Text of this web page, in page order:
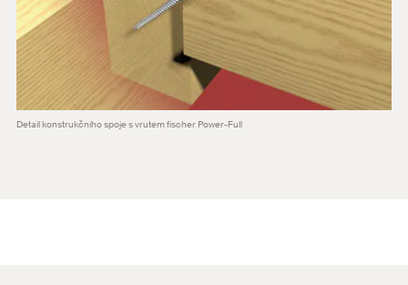
Detail konstrukčního spoje s vrutem fischer Power-Full